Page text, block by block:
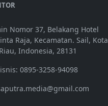
Nomor 37, Belakang Hotel
Raja, Kecamatan. Sail, Kota
Indonesia, 28131
0895-3258-94098